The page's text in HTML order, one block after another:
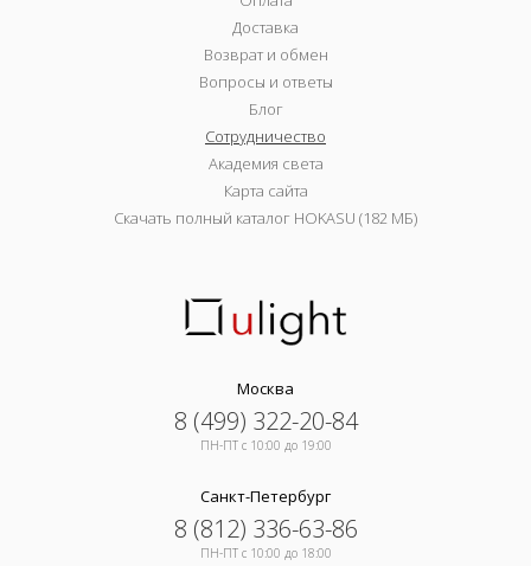
Доставка
Возврат и обмен
Вопросы и ответы
Блог
Сотрудничество
Академия света
Карта сайта
Скачать полный каталог HOKASU (182 МБ)
Москва
8 (499) 322-20-84
ПН-ПТ c 10:00 до 19:00
Санкт-Петербург
8 (812) 336-63-86
ПН-ПТ c 10:00 до 18:00